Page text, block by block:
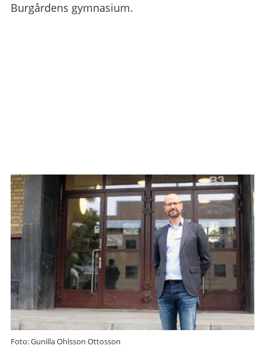
Burgårdens gymnasium.
Foto: Gunilla Ohlsson Ottosson